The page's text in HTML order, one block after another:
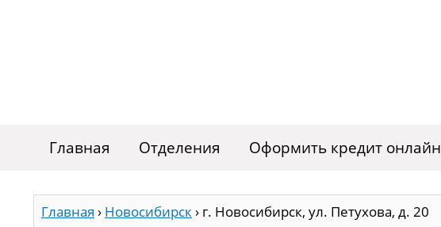
Главная Отделения Оформить кредит онлайн
Главная › Новосибирск› г. Новосибирск, ул. Петухова, д. 20